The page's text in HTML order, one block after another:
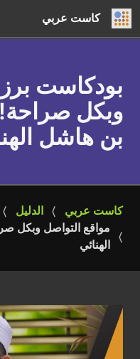
كاست عربي
بودكاست
وبكل
بن هاشل
كاست عربي الدليل
مواقع التواصل وبكل
الهنائي